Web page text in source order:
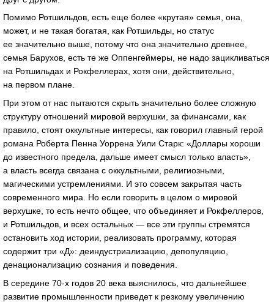
Помимо Ротшильдов, есть еще более «крутая» семья, она,
может, и не такая богатая, как Ротшильды, но статус
ее значительно выше, потому что она значительно древнее,
семья Барухов, есть те же Оппенгеймеры, не надо зацикливаться
на Ротшильдах и Рокфеллерах, хотя они, действительно,
на первом плане.
При этом от нас пытаются скрыть значительно более сложную
структуру отношений мировой верхушки, за финансами, как
правило, стоят оккультные интересы, как говорил главный герой
романа Роберта Пенна Уоррена Уили Старк: «Доллары хороши
до известного предела, дальше имеет смысл только власть»,
а власть всегда связана с оккультными, религиозными,
магическими устремлениями. И это совсем закрытая часть
современного мира. Но если говорить в целом о мировой
верхушке, то есть нечто общее, что объединяет и Рокфеллеров,
и Ротшильдов, и всех остальных — все эти группы стремятся
остановить ход истории, реализовать программу, которая
содержит три «Д»: деиндустриализацию, депопуляцию,
денационализацию сознания и поведения.
В середине 70-х годов 20 века выяснилось, что дальнейшее
развитие промышленности приведет к резкому увеличению